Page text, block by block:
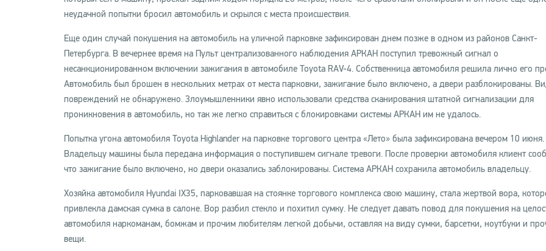
неудачной попытки бросил автомобиль и скрылся с места происшествия.
Еще один случай покушения на автомобиль на уличной парковке зафиксирован днем позже в одном из районов Санкт-
Петербурга. В вечернее время на Пульт централизованного наблюдения АРКАН поступил тревожный сигнал о
несанкционированном включении зажигания в автомобиле Toyota RAV-4. Собственница автомобиля решила лично его
Автомобиль был брошен в нескольких метрах от места парковки, зажигание было включено, а двери разблокированы.
повреждений не обнаружено. Злоумышленники явно использовали средства сканирования штатной сигнализации для
проникновения в автомобиль, но так же легко справиться с блокировками системы АРКАН им не удалось.
Попытка угона автомобиля Toyota Highlander на парковке торгового центра «Лето» была зафиксирована вечером 10 июня.
Владельцу машины была передана информация о поступившем сигнале тревоги. После проверки автомобиля клиент
что зажигание было включено, но двери оказались заблокированы. Система АРКАН сохранила автомобиль владельцу.
Хозяйка автомобиля Hyundai IX35, парковавшая на стоянке торгового комплекса свою машину, стала жертвой вора,
привлекла дамская сумка в салоне. Вор разбил стекло и похитил сумку. Не следует давать повод для покушения на
автомобиля наркоманам, бомжам и прочим любителям легкой добычи, оставляя на виду сумки, барсетки, ноутбуки и
вещи.